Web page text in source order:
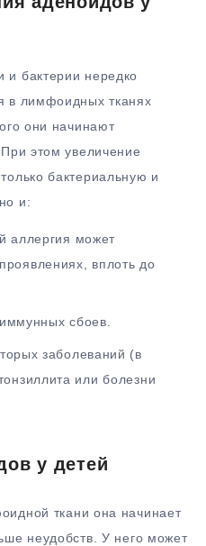
и бактерии нередко
в лимфоидных тканях
они начинают
этом увеличение
бактериальную и
и:
аллергия может
вплоть до
сбоев.
заболеваний (в
или болезни
у детей
ткани она начинает
неудобств. У него может